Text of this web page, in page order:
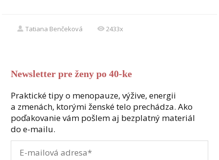
Tatiana Benčeková 2433x
Newsletter pre ženy po 40-ke
Praktické tipy o menopauze, výžive, energii
a zmenách, ktorými ženské telo prechádza. Ako
poďakovanie vám pošlem aj bezplatný materiál
do e-mailu.